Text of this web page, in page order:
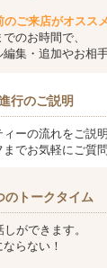
のご来店がオススメ
のお時間で、
集・追加やお相
行のご説明
ーの流れをご説
でお気軽にご質
のトークタイム
ができます。
らない！